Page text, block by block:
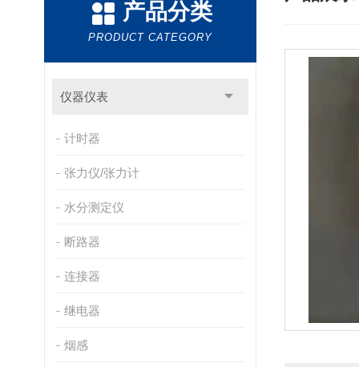
产品分类
PRODUCT CATEGORY
仪器仪表
计时器
张力仪/张力计
水分测定仪
断路器
连接器
继电器
烟感